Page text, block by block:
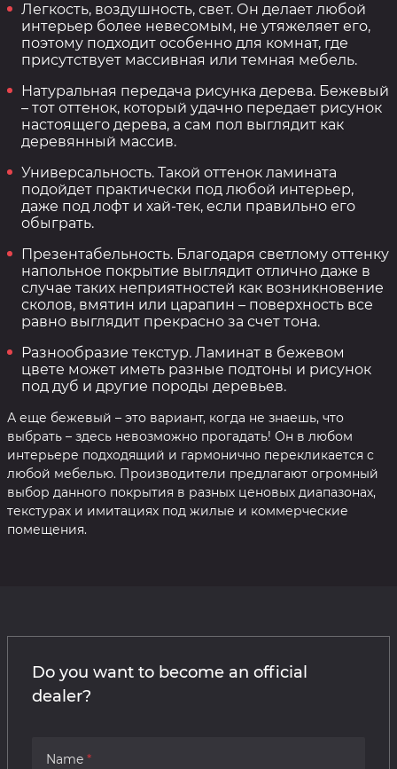
Легкость, воздушность, свет. Он делает любой
интерьер более невесомым, не утяжеляет его,
поэтому подходит особенно для комнат, где
присутствует массивная или темная мебель.
Натуральная передача рисунка дерева. Бежевый
– тот оттенок, который удачно передает рисунок
настоящего дерева, а сам пол выглядит как
деревянный массив.
Универсальность. Такой оттенок ламината
подойдет практически под любой интерьер,
даже под лофт и хай-тек, если правильно его
обыграть.
Презентабельность. Благодаря светлому оттенку
напольное покрытие выглядит отлично даже в
случае таких неприятностей как возникновение
сколов, вмятин или царапин – поверхность все
равно выглядит прекрасно за счет тона.
Разнообразие текстур. Ламинат в бежевом
цвете может иметь разные подтоны и рисунок
под дуб и другие породы деревьев.
А еще бежевый – это вариант, когда не знаешь, что
выбрать – здесь невозможно прогадать! Он в любом
интерьере подходящий и гармонично перекликается с
любой мебелью. Производители предлагают огромный
выбор данного покрытия в разных ценовых диапазонах,
текстурах и имитациях под жилые и коммерческие
помещения.
Do you want to become an official
dealer?
Name